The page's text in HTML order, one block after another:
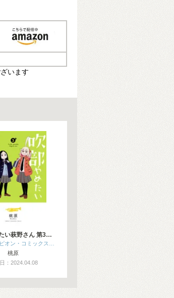
います
い萩野さん 第3…
オン・コミックス…
桃原
：2024.04.08